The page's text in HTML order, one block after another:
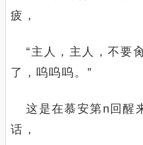
疲，
“主人，主人，不要
了，呜呜呜。”
这是在慕安第n回醒
话，